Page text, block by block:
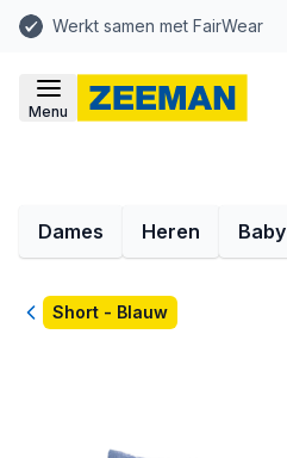
Werkt samen met FairWear
Menu
Dames Heren Baby
TerugShort - Blauw